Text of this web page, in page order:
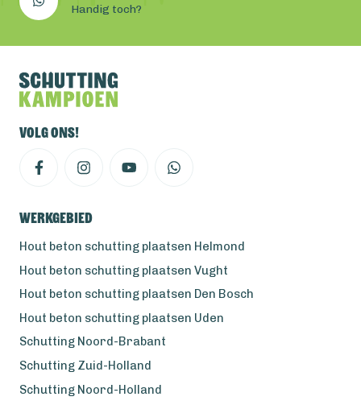
Handig toch?
Volg ons!
Werkgebied
Hout beton schutting plaatsen Helmond
Hout beton schutting plaatsen Vught
Hout beton schutting plaatsen Den Bosch
Hout beton schutting plaatsen Uden
Schutting Noord-Brabant
Schutting Zuid-Holland
Schutting Noord-Holland